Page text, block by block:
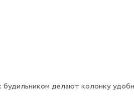
делают колонку